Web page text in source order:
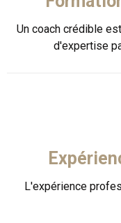
Un coach crédible
d'expertise
L'expérience